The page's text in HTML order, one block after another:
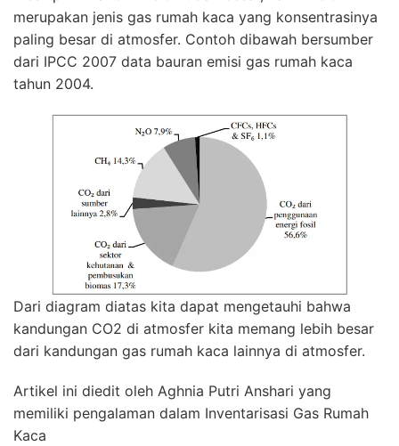
merupakan jenis gas rumah kaca yang konsentrasinya
paling besar di atmosfer. Contoh dibawah bersumber
dari IPCC 2007 data bauran emisi gas rumah kaca
tahun 2004.
Dari diagram diatas kita dapat mengetauhi bahwa
kandungan CO2 di atmosfer kita memang lebih besar
dari kandungan gas rumah kaca lainnya di atmosfer.
Artikel ini diedit oleh Aghnia Putri Anshari yang
memiliki pengalaman dalam Inventarisasi Gas Rumah
Kaca